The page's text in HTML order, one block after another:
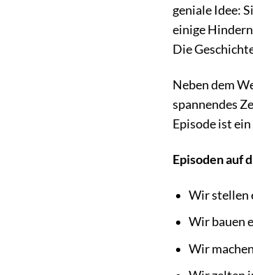
geniale Idee:
einige
Die
Neben dem
spannendes
Episode ist
Episoden auf
Wir stellen
Wir bauen
Wir